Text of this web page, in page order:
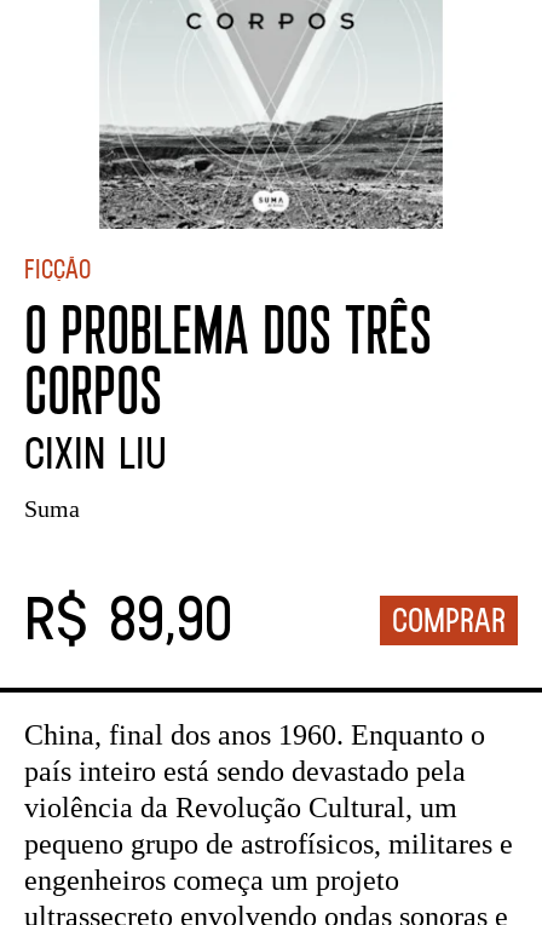
Ficção
O PROBLEMA DOS TRÊS
CORPOS
CIXIN LIU
Suma
R$ 89,90
China, final dos anos 1960. Enquanto o
país inteiro está sendo devastado pela
violência da Revolução Cultural, um
pequeno grupo de astrofísicos, militares e
engenheiros começa um projeto
ultrassecreto envolvendo ondas sonoras e